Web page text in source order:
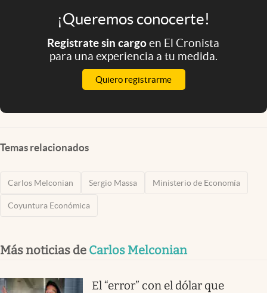
Argentina
¡Queremos conocerte!
Registrate sin cargoen El Cronista
para una experiencia a tu medida.
Quiero registrarme
Temas relacionados
Carlos Melconian Sergio Massa Ministerio de Economía
Coyuntura Económica
Más noticias de Carlos Melconian
El “error” con el dólar que